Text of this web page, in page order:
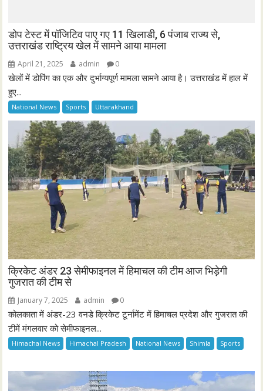
डोप टेस्ट में पॉजिटिव पाए गए 11 खिलाडी, 6 पंजाब राज्य से,
उत्तराखंड राष्ट्रिय खेल में सामने आया मामला
April 21, 2025 admin 0
खेलों में डोपिंग का एक और दुर्भाग्यपूर्ण मामला सामने आया है। उत्तराखंड में हाल में
हुए...
National News Sports Uttarakhand
क्रिकेट अंडर 23 सेमीफाइनल में हिमाचल की टीम आज भिड़ेगी
गुजरात की टीम से
January 7, 2025 admin 0
कोलकाता में अंडर-23 वनडे क्रिकेट टूर्नामेंट में हिमाचल प्रदेश और गुजरात की
टीमें मंगलवार को सेमीफाइनल...
Himachal News Himachal Pradesh National News Shimla Sports